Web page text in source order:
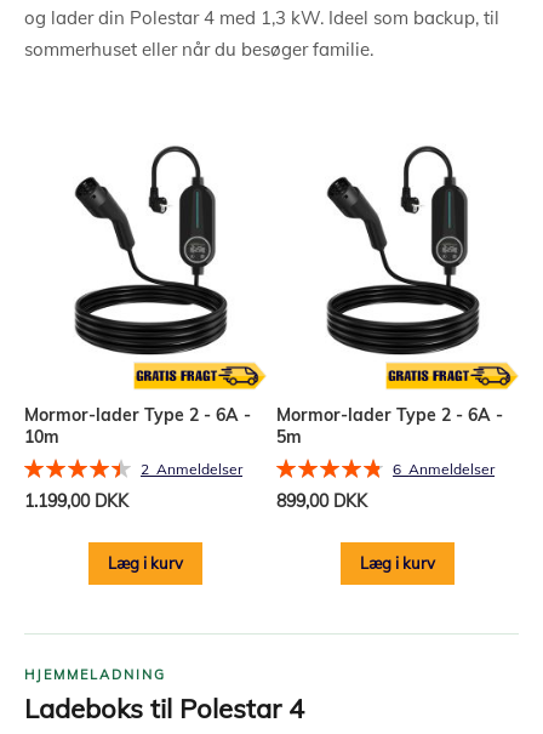
og lader din Polestar 4 med 1,3 kW. Ideel som backup, til
sommerhuset eller når du besøger familie.
Mormor-lader Type 2 - 6A -
10m
Bedømmelse:
90%
2 Anmeldelser
1.199,00 DKK
Læg i kurv
Mormor-lader Type 2 - 6A -
5m
Bedømmelse:
97%
6Anmeldelser
899,00 DKK
Læg i kurv
HJEMMELADNING
Ladeboks til Polestar 4